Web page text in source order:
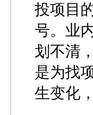
投项目
号。业
划不清
是为找
生变化